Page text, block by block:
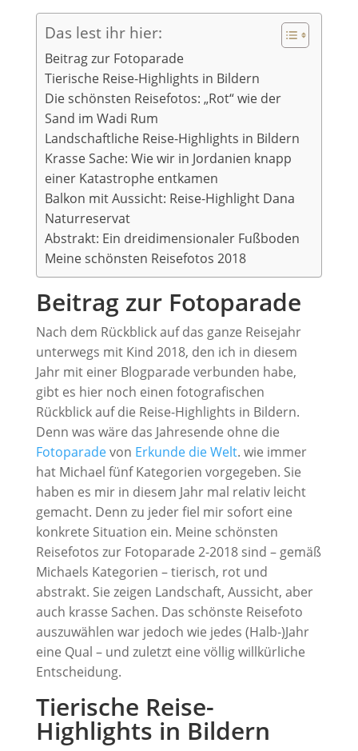
Das lest ihr hier:
Beitrag zur Fotoparade
Tierische Reise-Highlights in Bildern
Die schönsten Reisefotos: „Rot“ wie der
Sand im Wadi Rum
Landschaftliche Reise-Highlights in Bildern
Krasse Sache: Wie wir in Jordanien knapp
einer Katastrophe entkamen
Balkon mit Aussicht: Reise-Highlight Dana
Naturreservat
Abstrakt: Ein dreidimensionaler Fußboden
Meine schönsten Reisefotos 2018
Beitrag zur Fotoparade
Nach dem Rückblick auf das ganze Reisejahr
unterwegs mit Kind 2018, den ich in diesem
Jahr mit einer Blogparade verbunden habe,
gibt es hier noch einen fotografischen
Rückblick auf die Reise-Highlights in Bildern.
Denn was wäre das Jahresende ohne die
Fotoparadevon Erkunde die Welt. wie immer
hat Michael fünf Kategorien vorgegeben. Sie
haben es mir in diesem Jahr mal relativ leicht
gemacht. Denn zu jeder fiel mir sofort eine
konkrete Situation ein. Meine schönsten
Reisefotos zur Fotoparade 2-2018 sind – gemäß
Michaels Kategorien – tierisch, rot und
abstrakt. Sie zeigen Landschaft, Aussicht, aber
auch krasse Sachen. Das schönste Reisefoto
auszuwählen war jedoch wie jedes (Halb-)Jahr
eine Qual – und zuletzt eine völlig willkürliche
Entscheidung.
Tierische Reise-
Highlights in Bildern